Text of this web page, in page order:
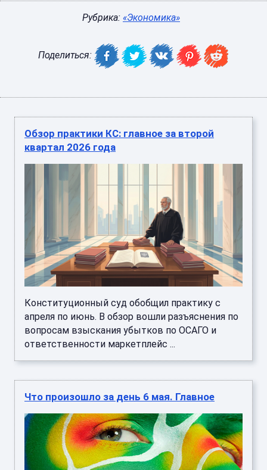
Рубрика: «Экономика»
Поделиться:
Обзор практики КС: главное за второй
квартал 2026 года
Конституционный суд обобщил практику с
апреля по июнь. В обзор вошли разъяснения по
вопросам взыскания убытков по ОСАГО и
ответственности маркетплейс ...
Что произошло за день 6 мая. Главное